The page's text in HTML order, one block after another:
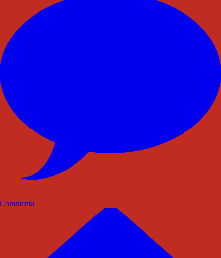
Commenta